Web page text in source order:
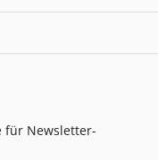
für Newsletter-